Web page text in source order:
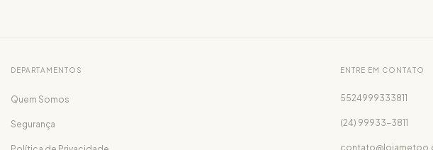
DEPARTAMENTOS
Quem Somos
Segurança
ENTRE EM CONTATO
5524999333811
(24) 99933-3811